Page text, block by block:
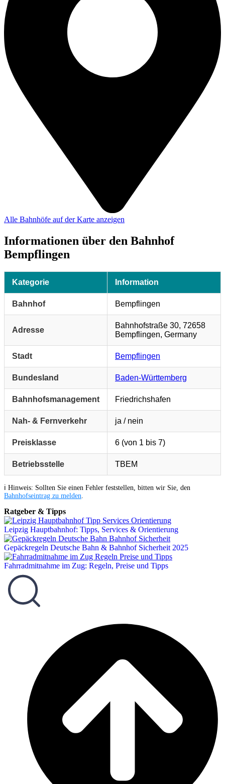
Alle Bahnhöfe auf der Karte anzeigen
Informationen über den Bahnhof
Bempflingen
Kategorie Information
Bahnhof Bempflingen
Adresse
Bahnhofstraße 30, 72658
Bempflingen, Germany
Stadt Bempflingen
Bundesland Baden-Württemberg
Bahnhofsmanagement Friedrichshafen
Nah- & Fernverkehr ja / nein
Preisklasse 6 (von 1 bis 7)
Betriebsstelle TBEM
ℹ️ Hinweis: Sollten Sie einen Fehler feststellen, bitten wir Sie, den
Bahnhofseintrag zu melden
Ratgeber & Tipps
Leipzig Hauptbahnhof: Tipps, Services & Orientierung
Gepäckregeln Deutsche Bahn & Bahnhof Sicherheit 2025
Fahrradmitnahme im Zug: Regeln, Preise und Tipps